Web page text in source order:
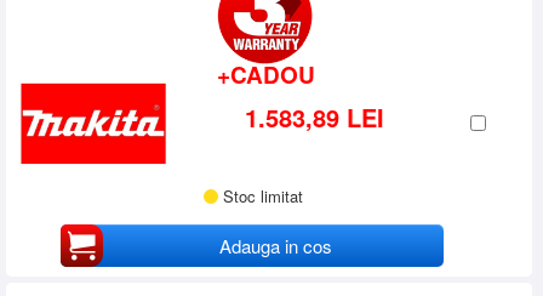
+CADOU
1.583,89 LEI
Stoc limitat
Adauga in cos